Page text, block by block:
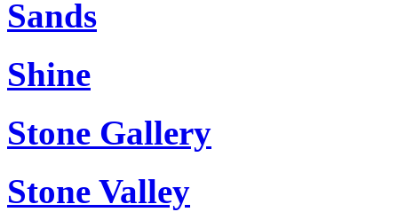
Sands
Shine
Stone Gallery
Stone Valley